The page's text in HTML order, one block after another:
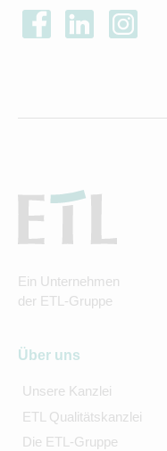
Ein Unternehmen
der ETL-Gruppe
Über uns
Unsere Kanzlei
ETL Qualitätskanzlei
Die ETL-Gruppe